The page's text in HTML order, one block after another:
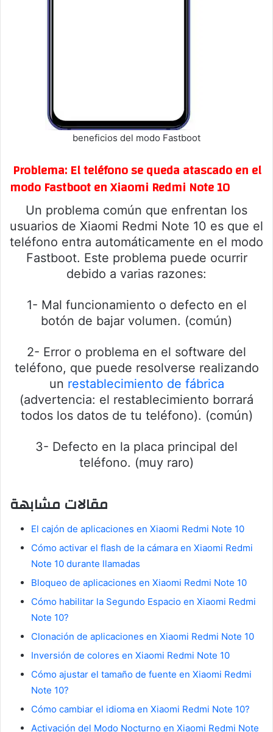
beneficios del modo Fastboot
Problema: El teléfono se queda atascado en el
modo Fastboot en Xiaomi Redmi Note 10
Un problema común que enfrentan los
usuarios de Xiaomi Redmi Note 10 es que el
teléfono entra automáticamente en el modo
Fastboot. Este problema puede ocurrir
debido a varias razones:
1- Mal funcionamiento o defecto en el
botón de bajar volumen. (común)
2- Error o problema en el software del
teléfono, que puede resolverse realizando
un restablecimiento de fábrica
(advertencia: el restablecimiento borrará
todos los datos de tu teléfono). (común)
3- Defecto en la placa principal del
teléfono. (muy raro)
مقالات مشابهة
El cajón de aplicaciones en Xiaomi Redmi Note 10
Cómo activar el flash de la cámara en Xiaomi Redmi
Note 10 durante llamadas
Bloqueo de aplicaciones en Xiaomi Redmi Note 10
Cómo habilitar la Segundo Espacio en Xiaomi Redmi
Note 10?
Clonación de aplicaciones en Xiaomi Redmi Note 10
Inversión de colores en Xiaomi Redmi Note 10
Cómo ajustar el tamaño de fuente en Xiaomi Redmi
Note 10?
Cómo cambiar el idioma en Xiaomi Redmi Note 10?
Activación del Modo Nocturno en Xiaomi Redmi Note